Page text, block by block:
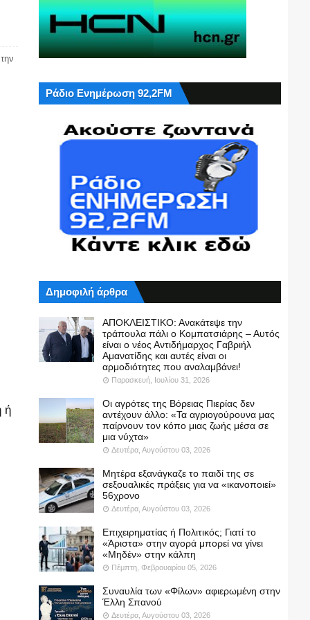
ή
Ράδιο Ενημέρωση 92,2FM
Δημοφιλή άρθρα
ΑΠΟΚΛΕΙΣΤΙΚΟ: Ανακάτεψε την
τράπουλα πάλι ο Κομπατσιάρης – Αυτός
είναι ο νέος Αντιδήμαρχος Γαβριήλ
Αμανατίδης και αυτές είναι οι
αρμοδιότητες που αναλαμβάνει!
Παρασκευή, Ιουλίου 31, 2026
Οι αγρότες της Βόρειας Πιερίας δεν
αντέχουν άλλο: «Τα αγριογούρουνα μας
παίρνουν τον κόπο μιας ζωής μέσα σε
μια νύχτα»
Δευτέρα, Αυγούστου 03, 2026
Μητέρα εξανάγκαζε το παιδί της σε
σεξουαλικές πράξεις για να «ικανοποιεί»
56χρονο
Δευτέρα, Αυγούστου 03, 2026
Επιχειρηματίας ή Πολιτικός; Γιατί το
«Άριστα» στην αγορά μπορεί να γίνει
«Μηδέν» στην κάλπη
Πέμπτη, Φεβρουαρίου 05, 2026
Συναυλία των «Φίλων» αφιερωμένη στην
Έλλη Σπανού
Δευτέρα, Αυγούστου 03, 2026